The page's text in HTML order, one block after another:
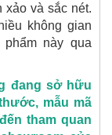
và sắc nét.
không gian
này qua
đang sở hữu
mẫu mã
tham quan